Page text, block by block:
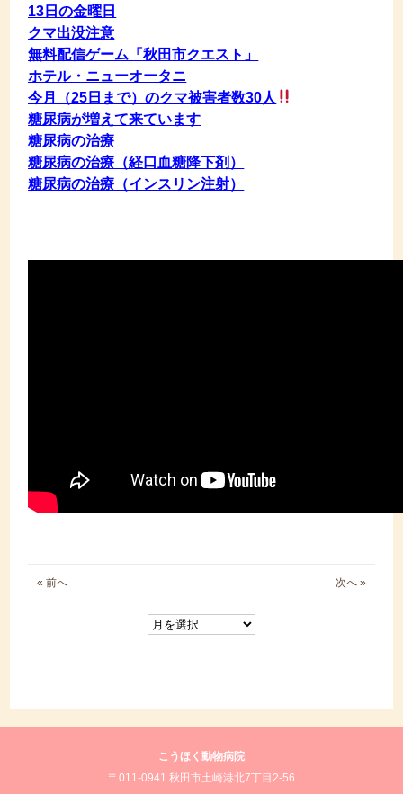
13日の金曜日
クマ出没注意
無料配信ゲーム「秋田市クエスト」
ホテル・ニューオータニ
今月（25日まで）のクマ被害者数30人
糖尿病が増えて来ています
糖尿病の治療
糖尿病の治療（経口血糖降下剤）
糖尿病の治療（インスリン注射）
« 前へ 次へ »
こうほく動物病院
〒011-0941 秋田市土崎港北7丁目2-56